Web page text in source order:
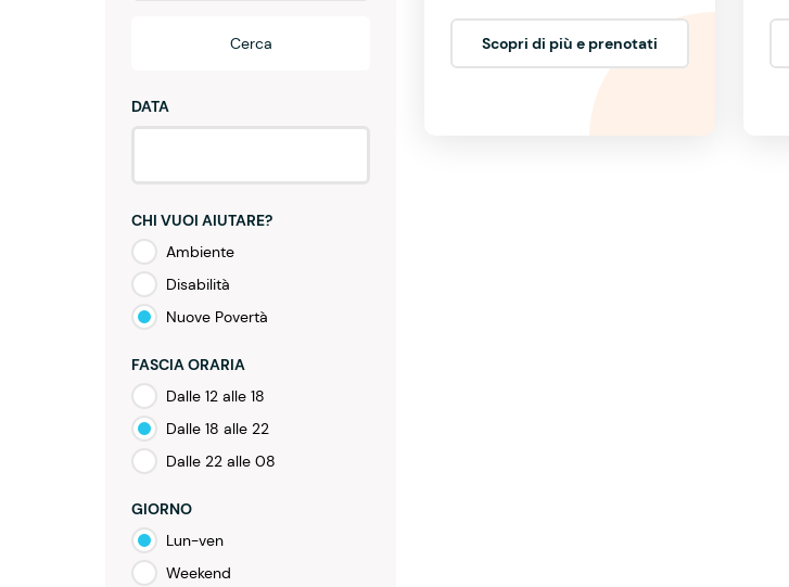
Cerca
DATA
CHI VUOI AIUTARE?
Ambiente
Disabilità
Nuove Povertà
FASCIA ORARIA
Dalle 12 alle 18
Dalle 18 alle 22
Dalle 22 alle 08
GIORNO
Lun-ven
Weekend
Scopri di più e prenotati